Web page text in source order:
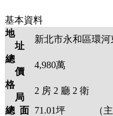
基本資料
地
址
新北市永和區環
總
價
4,980萬
格
局
2 房 2 廳 2 衛
總 面 71.01坪 （主